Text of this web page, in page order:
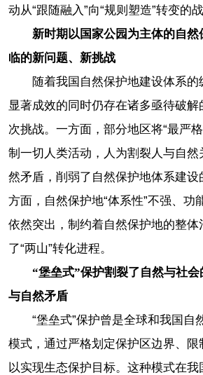
动从“跟随融入”向“规则塑造”转变的
新时期以国家公园为主体的自
临的新问题、新挑战
随着我国自然保护地建设体系
显著成效的同时仍存在诸多亟待破
次挑战。一方面，部分地区将“最严
制一切人类活动，人为割裂人与自然
然矛盾，削弱了自然保护地体系建设
方面，自然保护地“体系性”不强、功
依然突出，制约着自然保护地的整体
了“两山”转化进程。
“堡垒式”保护割裂了自然与社
与自然矛盾
“堡垒式”保护曾是全球和我国自
模式，通过严格划定保护区边界、限
以实现生态保护目标。这种模式在